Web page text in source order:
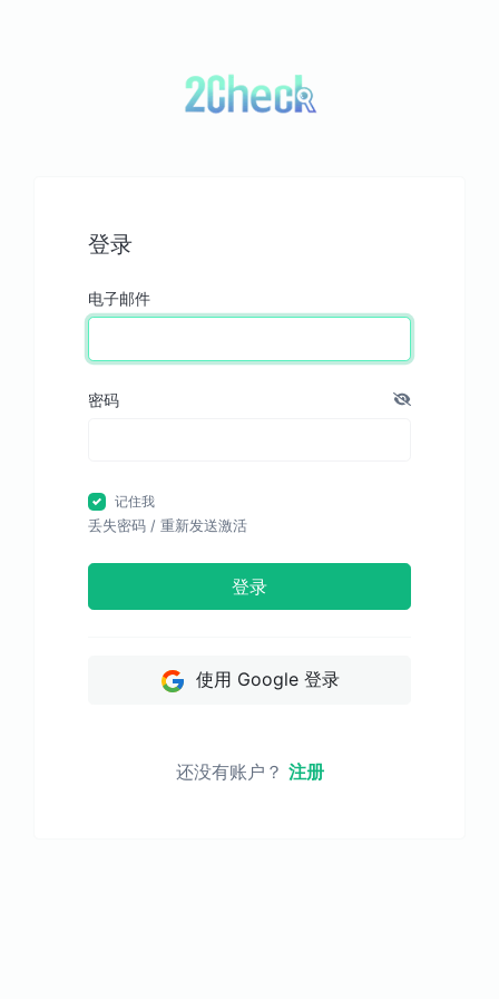
登录
电子邮件
密码
记住我
丢失密码 / 重新发送激活
登录
使用 Google 登录
还没有账户？ 注册